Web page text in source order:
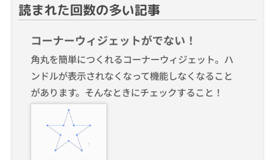
読まれた回数の多い記事
コーナーウィジェットがでない！
角丸を簡単につくれるコーナーウィジェット。ハ
ンドルが表示されなくなって機能しなくなること
があります。そんなときにチェックすること！